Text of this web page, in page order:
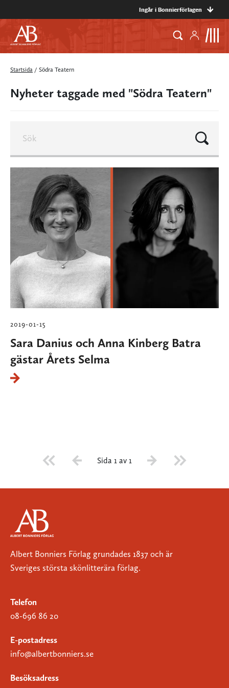
Ingår i Bonnierförlagen
Startsida / Södra Teatern
Nyheter taggade med "Södra Teatern"
2019-01-15
Sara Danius och Anna Kinberg Batra
gästar Årets Selma
Sida 1 av 1
Albert Bonniers Förlag grundades 1837 och är
Sveriges största skönlitterära förlag.
Telefon
08-696 86 20
E-postadress
info@albertbonniers.se
Besöksadress